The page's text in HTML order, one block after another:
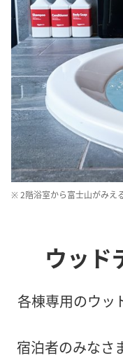
※ 2階浴室から富士山がみえ
ウッド
各棟専用のウッ
宿泊者のみなさ